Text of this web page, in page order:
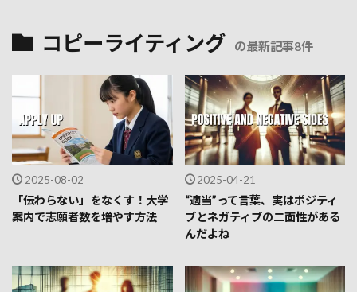
コピーライティング の最新記事8件
2025-08-02
「伝わらない」をなくす！大学
案内で志願者数を増やす方法
2025-04-21
“適当”って言葉、実はポジティ
ブとネガティブの二面性がある
んだよね